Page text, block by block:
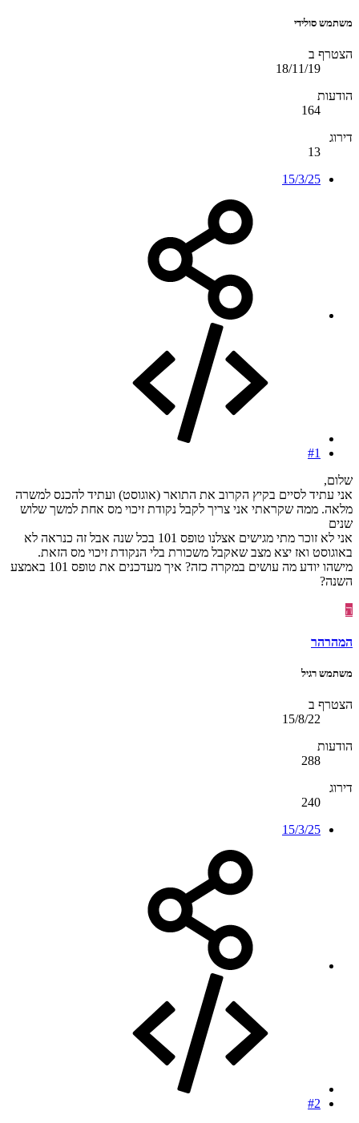
משתמש סולידי
הצטרף ב
18/11/19
הודעות
164
דירוג
13
15/3/25
#1
שלום,
אני עתיד לסיים בקיץ הקרוב את התואר (אוגוסט) ועתיד להכנס למשרה
מלאה. ממה שקראתי אני צריך לקבל נקודת זיכוי מס אחת למשך שלוש
שנים
אני לא זוכר מתי מגישים אצלנו טופס 101 בכל שנה אבל זה כנראה לא
באוגוסט ואז יצא מצב שאקבל משכורת בלי הנקודת זיכוי מס הזאת.
מישהו יודע מה עושים במקרה כזה? איך מעדכנים את טופס 101 באמצע
השנה?
ה
המהרהר
משתמש רגיל
הצטרף ב
15/8/22
הודעות
288
דירוג
240
15/3/25
#2